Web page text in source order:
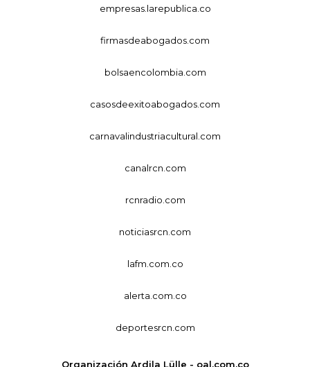
empresas.larepublica.co
firmasdeabogados.com
bolsaencolombia.com
casosdeexitoabogados.com
carnavalindustriacultural.com
canalrcn.com
rcnradio.com
noticiasrcn.com
lafm.com.co
alerta.com.co
deportesrcn.com
Organización Ardila Lülle - oal.com.co